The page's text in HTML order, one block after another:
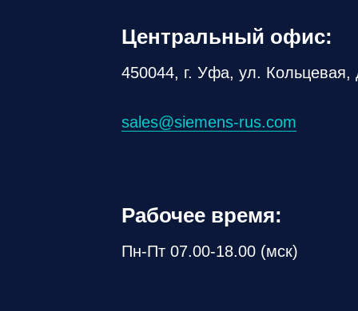
450044, г. Уфа, ул. Кольцевая,
sales@siemens-rus.com
Центральный офис:
Пн-Пт 07.00-18.00 (мск)
Рабочее время: